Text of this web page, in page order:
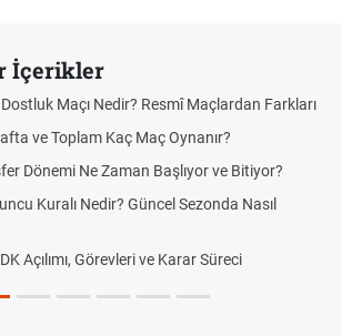
İçerikler
Dostluk Maçı Nedir? Resmî Maçlardan Farkları
ve Toplam Kaç Maç Oynanır?
Dönemi Ne Zaman Başlıyor ve Bitiyor?
Kuralı Nedir? Güncel Sezonda Nasıl
Açılımı, Görevleri ve Karar Süreci